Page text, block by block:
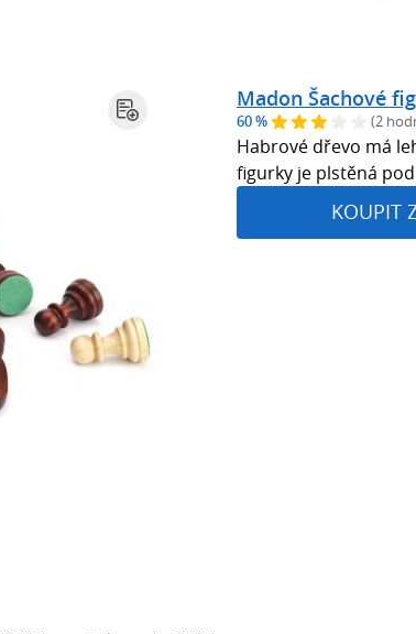
Madon Šachové
60 % (2
Habrové dřevo má
figurky je plstěná
KOUPIT